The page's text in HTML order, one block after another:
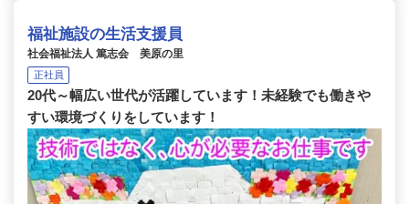
福祉施設の生活支援員
社会福祉法人 篤志会 美原の里
正社員
20代～幅広い世代が活躍しています！未経験でも働きや
すい環境づくりをしています！